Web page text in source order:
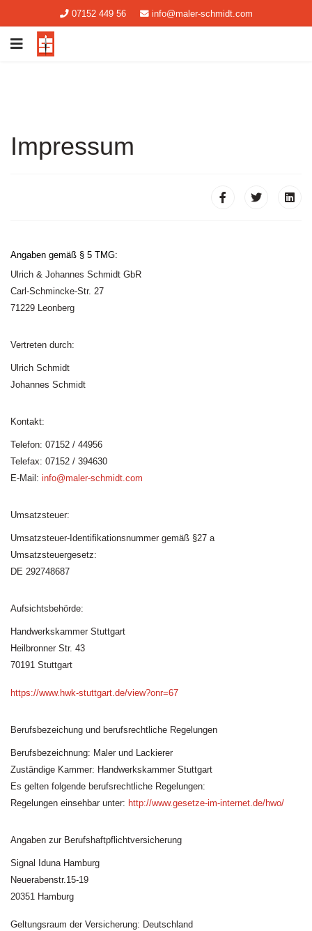
07152 449 56 info@maler-schmidt.com
Impressum
Angaben gemäß § 5 TMG:
Ulrich & Johannes Schmidt GbR
Carl-Schmincke-Str. 27
71229 Leonberg
Vertreten durch:
Ulrich Schmidt
Johannes Schmidt
Kontakt:
Telefon: 07152 / 44956
Telefax: 07152 / 394630
E-Mail: info@maler-schmidt.com
Umsatzsteuer:
Umsatzsteuer-Identifikationsnummer gemäß §27 a
Umsatzsteuergesetz:
DE 292748687
Aufsichtsbehörde:
Handwerkskammer Stuttgart
Heilbronner Str. 43
70191 Stuttgart
https://www.hwk-stuttgart.de/view?onr=67
Berufsbezeichung und berufsrechtliche Regelungen
Berufsbezeichnung: Maler und Lackierer
Zuständige Kammer: Handwerkskammer Stuttgart
Es gelten folgende berufsrechtliche Regelungen:
Regelungen einsehbar unter: http://www.gesetze-im-internet.de/hwo/
Angaben zur Berufshaftpflichtversicherung
Signal Iduna Hamburg
Neuerabenstr.15-19
20351 Hamburg
Geltungsraum der Versicherung: Deutschland